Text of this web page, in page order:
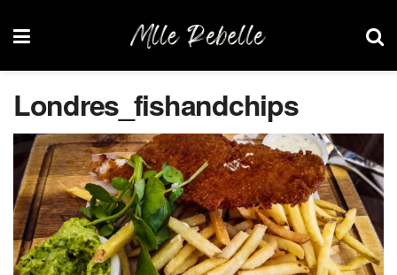
Londres_fishandchips